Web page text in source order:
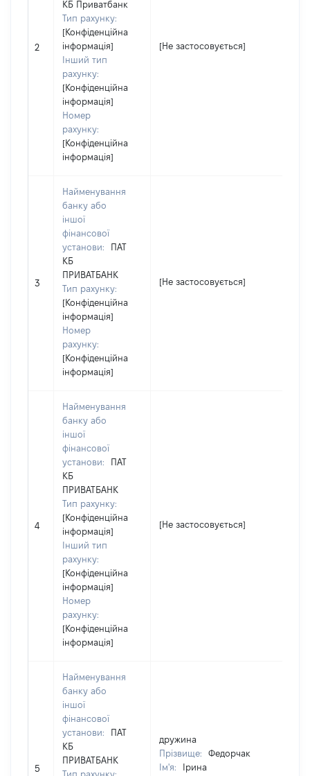
2
КБ Приватбанк
Тип рахунку:
[Конфіденційна
інформація]
Інший тип
рахунку:
[Конфіденційна
інформація]
Номер
рахунку:
[Конфіденційна
інформація]
[Не застосовується]
3
Найменування
банку або
іншої
фінансової
установи:
ПАТ
КБ
ПРИВАТБАНК
Тип рахунку:
[Конфіденційна
інформація]
Номер
рахунку:
[Конфіденційна
інформація]
[Не застосовується]
4
Найменування
банку або
іншої
фінансової
установи:
ПАТ
КБ
ПРИВАТБАНК
Тип рахунку:
[Конфіденційна
інформація]
Інший тип
рахунку:
[Конфіденційна
інформація]
Номер
рахунку:
[Конфіденційна
інформація]
[Не застосовується]
5
Найменування
банку або
іншої
фінансової
установи:
ПАТ
КБ
ПРИВАТБАНК
Тип рахунку:
дружина
Прізвище:
Федорчак
Ім'я:
Ірина